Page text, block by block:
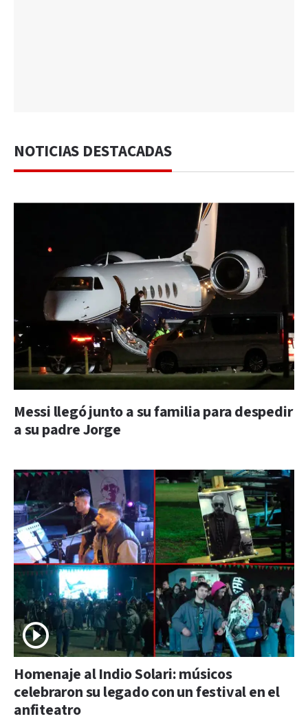
NOTICIAS DESTACADAS
Messi llegó junto a su familia para despedir
a su padre Jorge
Homenaje al Indio Solari: músicos
celebraron su legado con un festival en el
anfiteatro